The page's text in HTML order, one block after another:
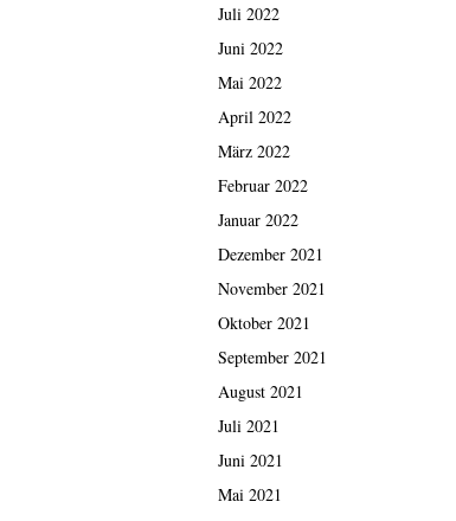
Juli 2022
Juni 2022
Mai 2022
April 2022
März 2022
Februar 2022
Januar 2022
Dezember 2021
November 2021
Oktober 2021
September 2021
August 2021
Juli 2021
Juni 2021
Mai 2021